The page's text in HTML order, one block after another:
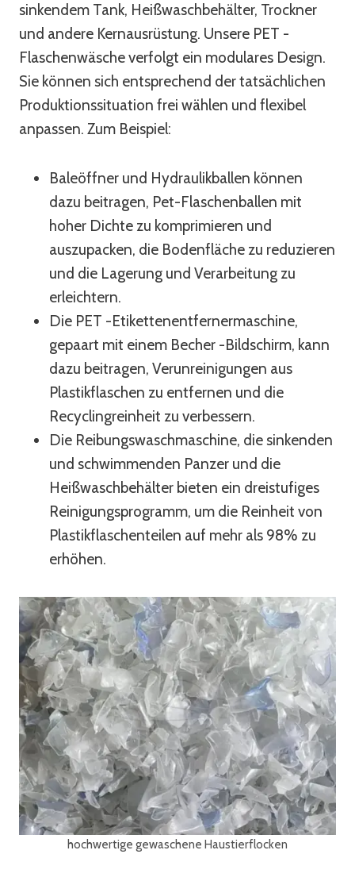
sinkendem Tank, Heißwaschbehälter, Trockner
und andere Kernausrüstung. Unsere PET -
Flaschenwäsche verfolgt ein modulares Design.
Sie können sich entsprechend der tatsächlichen
Produktionssituation frei wählen und flexibel
anpassen. Zum Beispiel:
Baleöffner und Hydraulikballen können
dazu beitragen, Pet-Flaschenballen mit
hoher Dichte zu komprimieren und
auszupacken, die Bodenfläche zu reduzieren
und die Lagerung und Verarbeitung zu
erleichtern.
Die PET -Etikettenentfernermaschine,
gepaart mit einem Becher -Bildschirm, kann
dazu beitragen, Verunreinigungen aus
Plastikflaschen zu entfernen und die
Recyclingreinheit zu verbessern.
Die Reibungswaschmaschine, die sinkenden
und schwimmenden Panzer und die
Heißwaschbehälter bieten ein dreistufiges
Reinigungsprogramm, um die Reinheit von
Plastikflaschenteilen auf mehr als 98% zu
erhöhen.
hochwertige gewaschene Haustierflocken